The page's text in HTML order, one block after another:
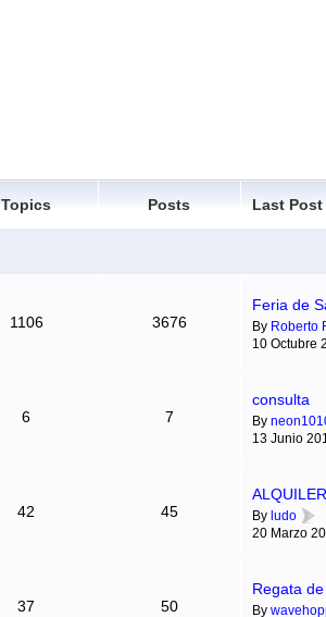
Topics Posts Last Post
1106 3676
Feria de
By Roberto
10 Octubre
6 7
consulta
By
13 Junio
42 45 By ludo
20 Marzo
37 50
Regata
By